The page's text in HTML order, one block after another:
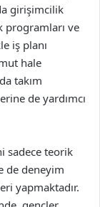
girişimcilik
programları ve
iş planı
hale
takım
de yardımcı
sadece teorik
de deneyim
yapmaktadır.